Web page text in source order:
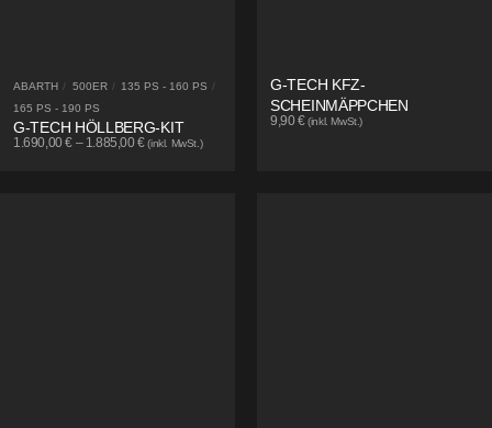
ABARTH / 500ER / 135 PS - 160 PS /
165 PS - 190 PS
G-TECH HÖLLBERG-KIT
1.690,00€ – 1.885,00€ (inkl. MwSt.)
G-TECH KFZ-
SCHEINMÄPPCHEN
9,90€ (inkl. MwSt.)